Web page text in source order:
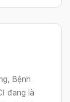
Bệnh
đang là